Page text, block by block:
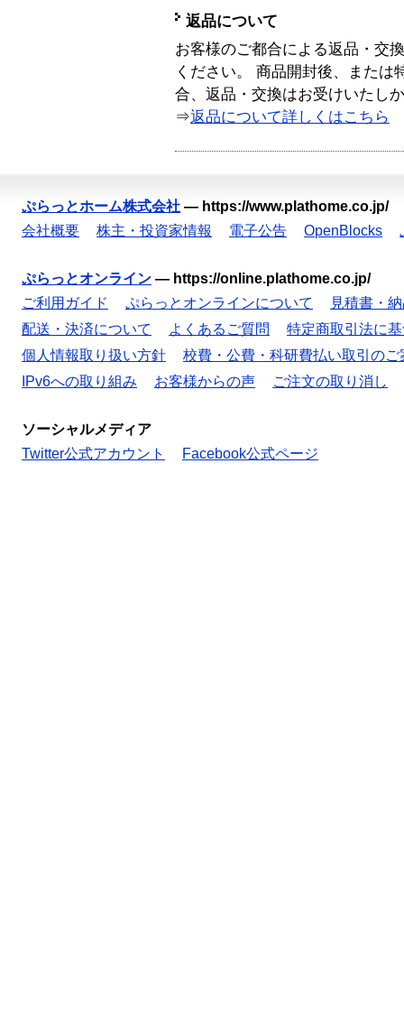
返品について
お客様のご都合による返品・交
ください。 商品開封後、または
合、返品・交換はお受けいたし
⇒返品について詳しくはこちら
ぷらっとホーム株式会社 — https://www.plathome.co.jp/
会社概要
株主・投資家情報 電子公告 OpenBlocks
ぷらっとオンライン — https://online.plathome.co.jp/
ご利用ガイド
ぷらっとオンラインについて
見積書・
配送・決済について
よくあるご質問
特定商取引法に
個人情報取り扱い方針
校費・公費・科研費払い取引のご
IPv6への取り組み
お客様からの声 ご注文の取り消し
ソーシャルメディア
Twitter公式アカウント
Facebook公式ページ